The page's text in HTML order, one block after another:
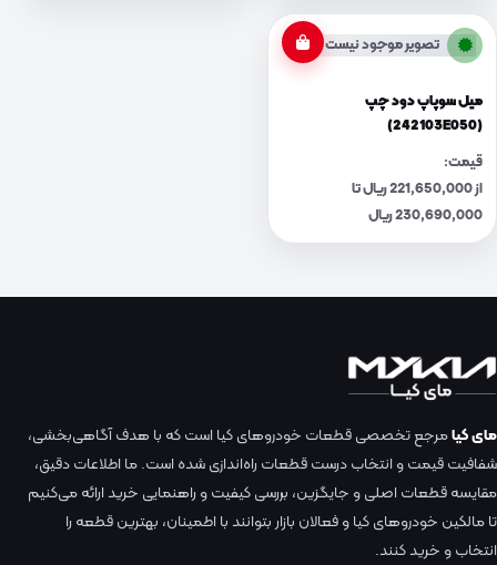
تصویر موجود نیست
میل سوپاپ دود چپ
(242103E050)
قیمت:
از 221,650,000 ریال تا
230,690,000 ریال
مای کیامرجع تخصصی قطعات خودروهای کیا است که با هدف آگاهی‌بخشی،
شفافیت قیمت و انتخاب درست قطعات راه‌اندازی شده است. ما اطلاعات دقیق،
مقایسه قطعات اصلی و جایگزین، بررسی کیفیت و راهنمایی خرید ارائه می‌کنیم
تا مالکین خودروهای کیا و فعالان بازار بتوانند با اطمینان، بهترین قطعه را
انتخاب و خرید کنند.